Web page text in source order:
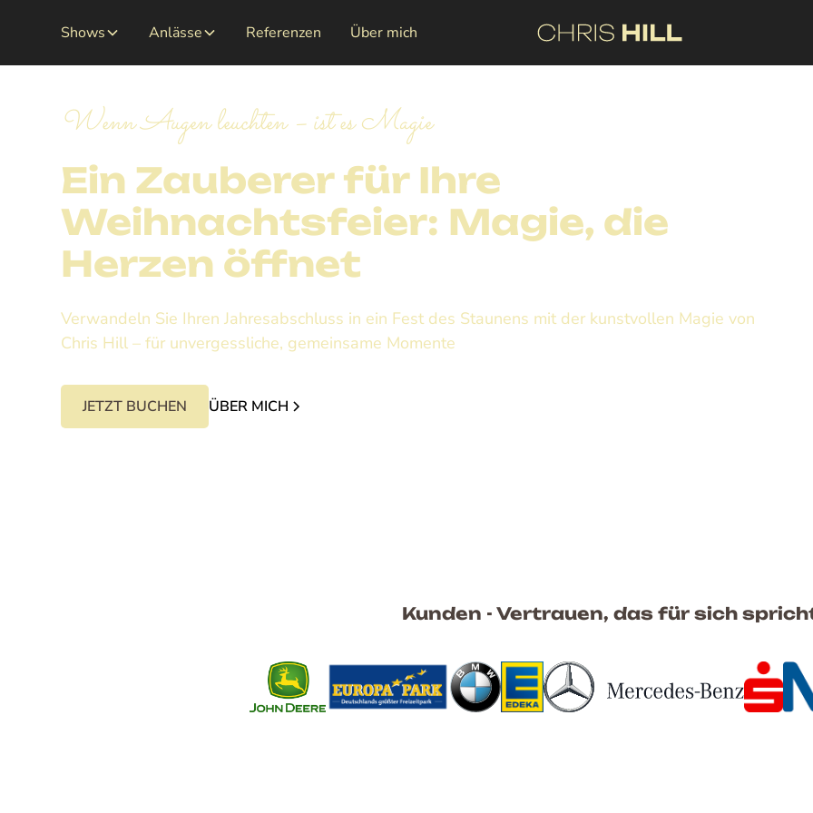
Shows Anlässe Referenzen Über mich
Wenn Augen leuchten – ist es Magie
Ein Zauberer für Ihre
Weihnachtsfeier: Magie, die
Herzen öffnet
Verwandeln Sie Ihren Jahresabschluss in ein Fest des Staunens mit der kunstvollen Magie von
Chris Hill – für unvergessliche, gemeinsame Momente
JETZT BUCHEN ÜBER MICH
Kunden - Vertrauen, das für sich